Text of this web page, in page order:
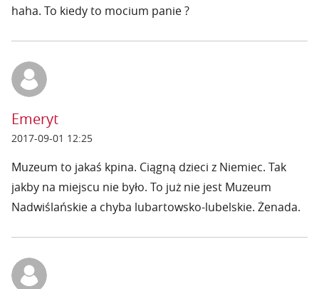
haha. To kiedy to mocium panie ?
Emeryt
2017-09-01 12:25
Muzeum to jakaś kpina. Ciągną dzieci z Niemiec. Tak
jakby na miejscu nie było. To już nie jest Muzeum
Nadwiślańskie a chyba lubartowsko-lubelskie. Żenada.